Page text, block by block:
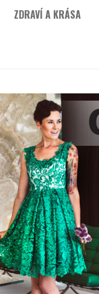
ZDRAVÍ A KRÁSA